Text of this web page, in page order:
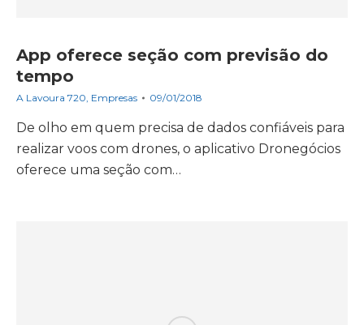
App oferece seção com previsão do
tempo
A Lavoura 720, Empresas 09/01/2018
De olho em quem precisa de dados confiáveis para
realizar voos com drones, o aplicativo Dronegócios
oferece uma seção com…